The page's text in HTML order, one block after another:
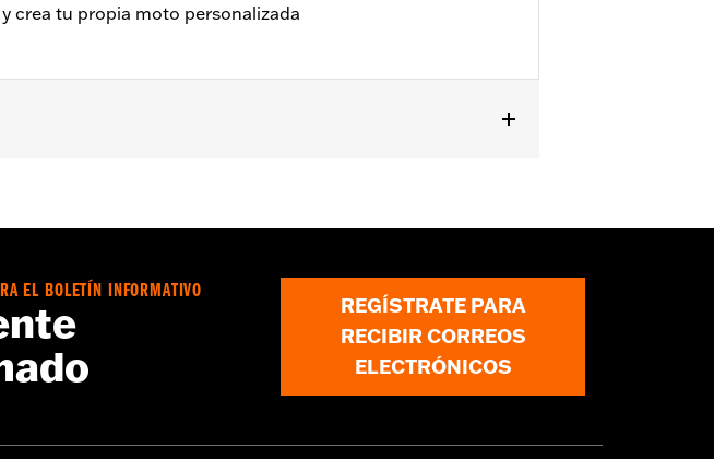
y crea tu propia moto personalizada
del posapie puede variar dependiendo del protector del
details
EL BOLETÍN INFORMATIVO
REGÍSTRATE PARA
RECIBIR CORREOS
ELECTRÓNICOS